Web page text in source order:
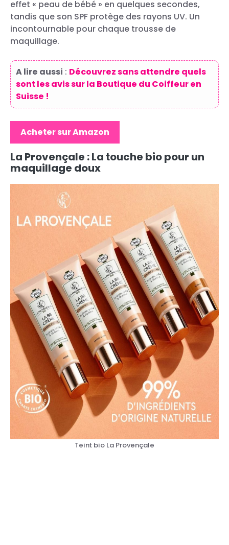
effet « peau de bébé » en quelques secondes,
tandis que son SPF protège des rayons UV. Un
incontournable pour chaque trousse de
maquillage.
A lire aussi : Découvrez sans attendre quels
sont les avis sur la Boutique du Coiffeur en
Suisse !
Acheter sur Amazon
La Provençale : La touche bio pour un
maquillage doux
Teint bio La Provençale